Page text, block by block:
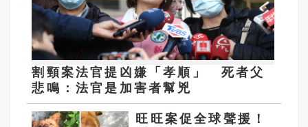
割頸案法官提凶嫌「孝順」 死者父
悲鳴：法官是加害者幫兇
旺旺案促全球聲援！